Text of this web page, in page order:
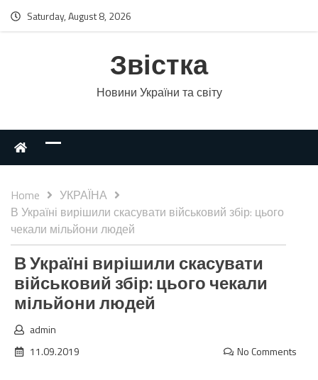
Saturday, August 8, 2026
Звістка
Новини України та світу
Home
УКРАЇНА
В Україні вирішили скасувати військовий збір: цього
чекали мільйони людей
В Україні вирішили скасувати
військовий збір: цього чекали
мільйони людей
admin
11.09.2019
No Comments